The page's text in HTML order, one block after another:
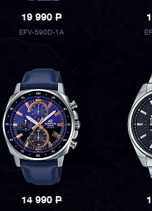
19 990P
EFV-590D-1A
14 990P